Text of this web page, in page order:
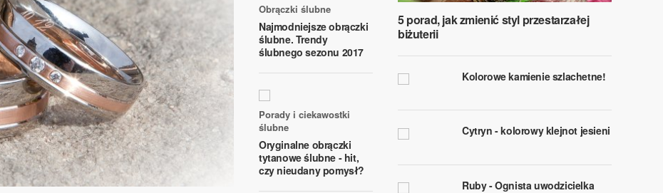
Obrączki ślubne
Najmodniejsze obrączki
ślubne. Trendy
ślubnego sezonu 2017
Porady i ciekawostki
ślubne
Oryginalne obrączki
tytanowe ślubne - hit,
czy nieudany pomysł?
5 porad, jak zmienić styl przestarzałej
biżuterii
Kolorowe kamienie szlachetne!
Cytryn - kolorowy klejnot jesieni
Ruby - Ognista uwodzicielka